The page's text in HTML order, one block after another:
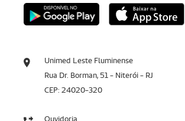
Unimed Leste Fluminense
Rua Dr. Borman, 51 - Niterói - RJ
CEP: 24020-320